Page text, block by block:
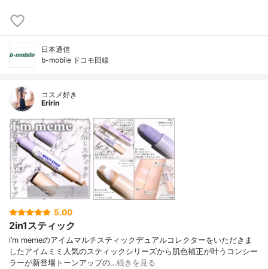
日本通信
b-mobile ドコモ回線
コスメ好き
Eririn
5.00
2in1スティック
i’m memeのアイムマルチスティックデュアルコレクターをいただきま
したアイムミミ人気のスティックシリーズから肌色補正が叶うコンシー
ラーが新登場トーンアップの…続きを見る